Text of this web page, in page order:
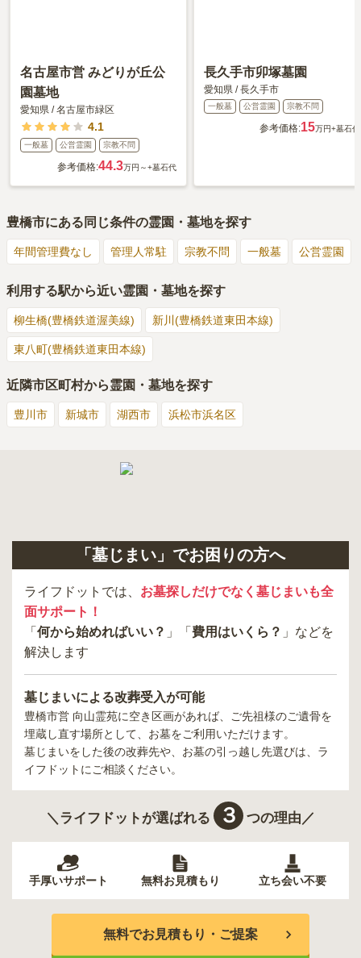
名古屋市営 みどりが丘公
園墓地
愛知県 /名古屋市緑区
4.1
一般墓 公営霊園 宗教不問
参考価格:44.3万円～+墓石代
長久手市卯塚墓園
愛知県 /長久手市
一般墓 公営霊園 宗教不問
参考価格:15万円+墓石代
豊橋市にある同じ条件の霊園・墓地を探す
年間管理費なし 管理人常駐 宗教不問 一般墓 公営霊園
利用する駅から近い霊園・墓地を探す
柳生橋(豊橋鉄道渥美線) 新川(豊橋鉄道東田本線)
東八町(豊橋鉄道東田本線)
近隣市区町村から霊園・墓地を探す
豊川市 新城市 湖西市 浜松市浜名区
「墓じまい」でお困りの方へ
ライフドットでは、 お墓探しだけでなく墓じまいも全
面サポート！
「 何から始めればいい？ 」「 費用はいくら？ 」などを
解決します
墓じまいによる改葬受入が可能
豊橋市営 向山霊苑に空き区画があれば、ご先祖様のご遺骨を
埋蔵し直す場所として、お墓をご利用いただけます。
墓じまいをした後の改葬先や、お墓の引っ越し先選びは、ラ
イフドットにご相談ください。
＼ライフドットが選ばれる ３ つの理由／
手厚いサポート 無料お見積もり 立ち会い不要
無料でお見積もり・ご提案